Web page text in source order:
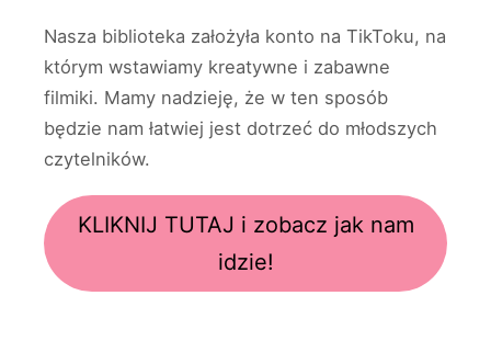
Nasza biblioteka założyła konto na TikToku, na
którym wstawiamy kreatywne i zabawne
filmiki. Mamy nadzieję, że w ten sposób
będzie nam łatwiej jest dotrzeć do młodszych
czytelników.
KLIKNIJ TUTAJ i zobacz jak nam
idzie!